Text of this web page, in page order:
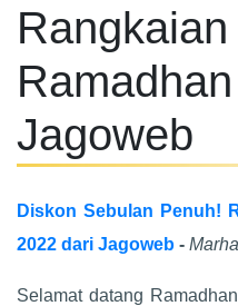
Jagoweb
Diskon Sebulan Penuh!
2022 dari Jagoweb -
Selamat datang